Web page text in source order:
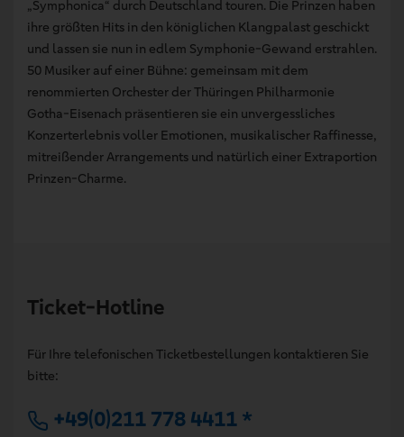
„Symphonica“ durch Deutschland touren. Die Prinzen haben
ihre größten Hits in den königlichen Klangpalast geschickt
und lassen sie nun in edlem Symphonie-Gewand erstrahlen.
50 Musiker auf einer Bühne: gemeinsam mit dem
renommierten Orchester der Thüringen Philharmonie
Gotha-Eisenach präsentieren sie ein unvergessliches
Konzerterlebnis voller Emotionen, musikalischer Raffinesse,
mitreißender Arrangements und natürlich einer Extraportion
Prinzen-Charme.
Ticket-Hotline
Für Ihre telefonischen Ticketbestellungen kontaktieren Sie
bitte:
+49(0)211 778 4411 *